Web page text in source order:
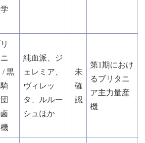
学
/ 黒
純血派、ジ
ェレミア、
ヴィレッ
タ、ルルー
シュほか
未
確
認
第1期におけ
るブリタニ
ア主力量産
機